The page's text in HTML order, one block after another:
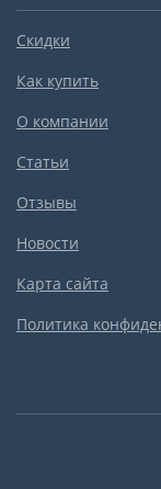
Скидки
Как купить
О компании
Статьи
Отзывы
Новости
Карта сайта
Политика